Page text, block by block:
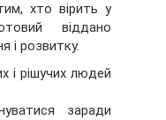
хто вірить у
віддано
і розвитку.
і рішучих людей
заради